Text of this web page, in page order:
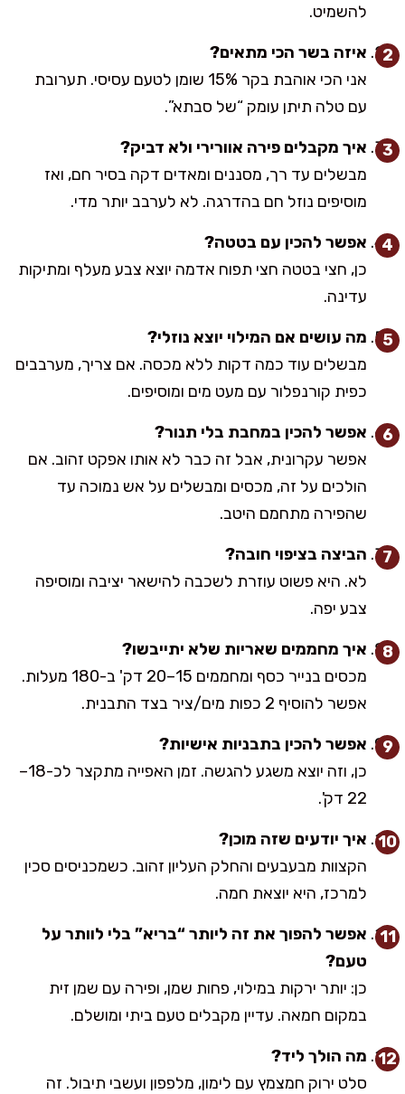
להשמיט.
איזה בשר הכי מתאים?
אני הכי אוהבת בקר 15% שומן לטעם עסיסי. תערובת
עם טלה תיתן עומק “של סבתא”.
איך מקבלים פירה אוורירי ולא דביק?
מבשלים עד רך, מסננים ומאדים דקה בסיר חם, ואז
מוסיפים נוזל חם בהדרגה. לא לערבב יותר מדי.
אפשר להכין עם בטטה?
כן, חצי בטטה חצי תפוח אדמה יוצא צבע מעלף ומתיקות
עדינה.
מה עושים אם המילוי יוצא נוזלי?
מבשלים עוד כמה דקות ללא מכסה. אם צריך, מערבבים
כפית קורנפלור עם מעט מים ומוסיפים.
אפשר להכין במחבת בלי תנור?
אפשר עקרונית, אבל זה כבר לא אותו אפקט זהוב. אם
הולכים על זה, מכסים ומבשלים על אש נמוכה עד
שהפירה מתחמם היטב.
הביצה בציפוי חובה?
לא. היא פשוט עוזרת לשכבה להישאר יציבה ומוסיפה
צבע יפה.
איך מחממים שאריות שלא יתייבשו?
מכסים בנייר כסף ומחממים 15–20 דק' ב-180 מעלות.
אפשר להוסיף 2 כפות מים/ציר בצד התבנית.
אפשר להכין בתבניות אישיות?
כן, וזה יוצא משגע להגשה. זמן האפייה מתקצר לכ-18–
22 דק'.
איך יודעים שזה מוכן?
הקצוות מבעבעים והחלק העליון זהוב. כשמכניסים סכין
למרכז, היא יוצאת חמה.
אפשר להפוך את זה ליותר “בריא” בלי לוותר על
טעם?
כן: יותר ירקות במילוי, פחות שמן, ופירה עם שמן זית
במקום חמאה. עדיין מקבלים טעם ביתי ומושלם.
מה הולך ליד?
סלט ירוק חמצמץ עם לימון, מלפפון ועשבי תיבול. זה